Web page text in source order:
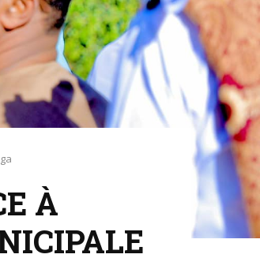
À